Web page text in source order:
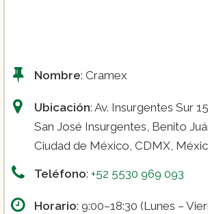
Nombre: Cramex
Ubicación: Av. Insurgentes Sur
San José Insurgentes, Benito
Ciudad de México, CDMX,
Teléfono: +52 5530 969 093
Horario: 9:00–18:30 (Lunes –